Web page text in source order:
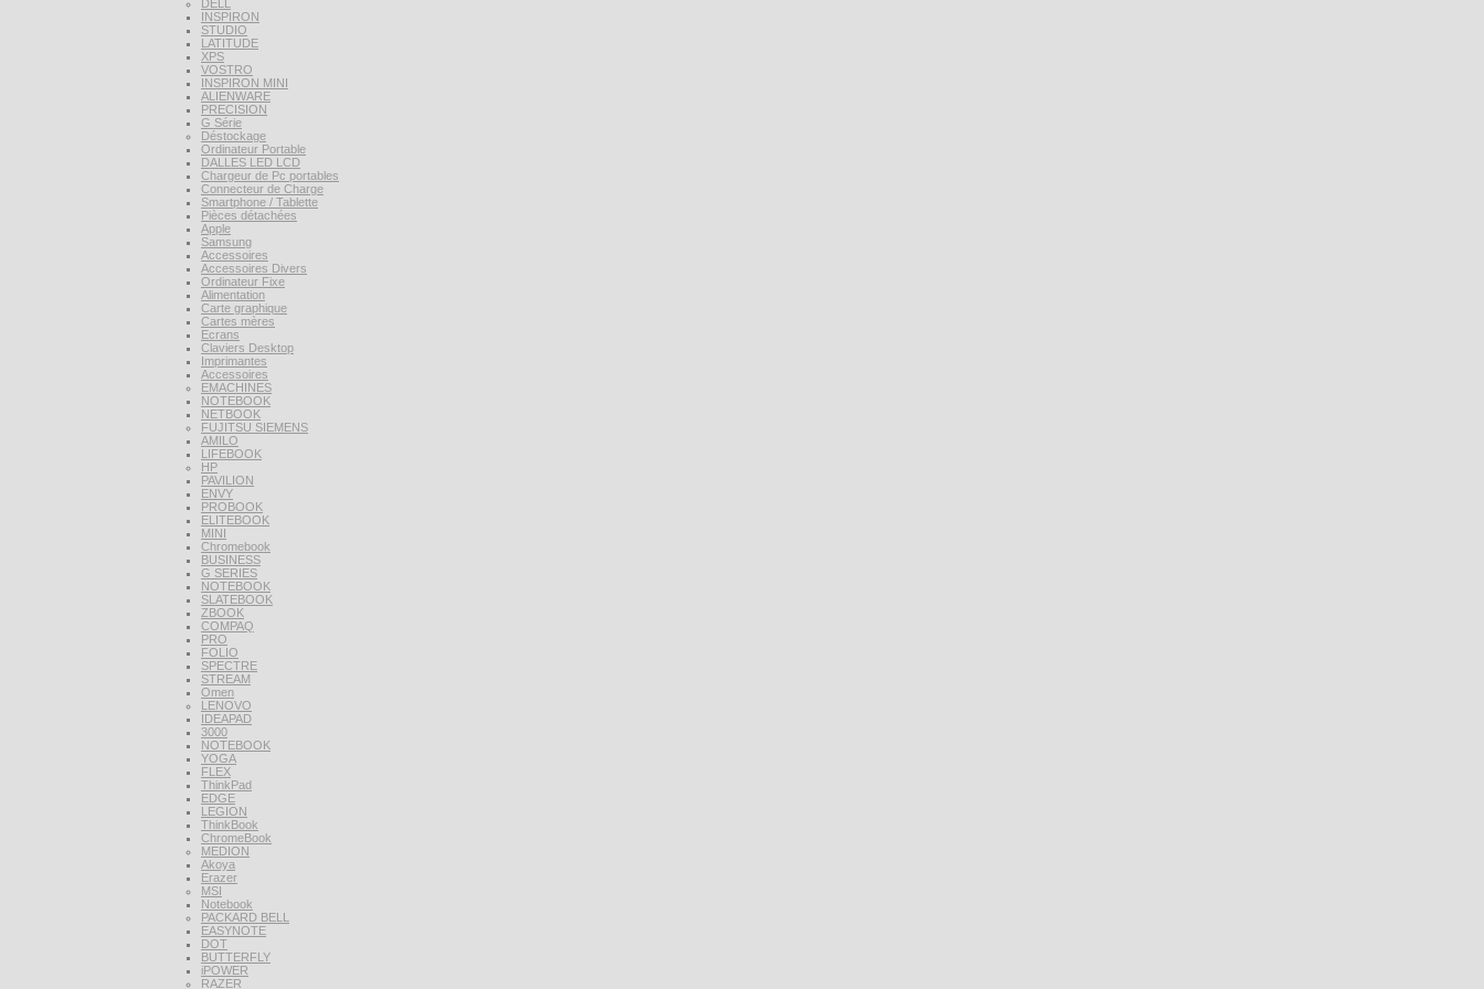
DELL
INSPIRON
STUDIO
LATITUDE
XPS
VOSTRO
INSPIRON MINI
ALIENWARE
PRECISION
G Série
Déstockage
Ordinateur Portable
DALLES LED LCD
Chargeur de Pc portables
Connecteur de Charge
Smartphone / Tablette
Pièces détachées
Apple
Samsung
Accessoires
Accessoires Divers
Ordinateur Fixe
Alimentation
Carte graphique
Cartes mères
Ecrans
Claviers Desktop
Imprimantes
Accessoires
EMACHINES
NOTEBOOK
NETBOOK
FUJITSU SIEMENS
AMILO
LIFEBOOK
HP
PAVILION
ENVY
PROBOOK
ELITEBOOK
MINI
Chromebook
BUSINESS
G SERIES
NOTEBOOK
SLATEBOOK
ZBOOK
COMPAQ
PRO
FOLIO
SPECTRE
STREAM
Omen
LENOVO
IDEAPAD
3000
NOTEBOOK
YOGA
FLEX
ThinkPad
EDGE
LEGION
ThinkBook
ChromeBook
MEDION
Akoya
Erazer
MSI
Notebook
PACKARD BELL
EASYNOTE
DOT
BUTTERFLY
iPOWER
RAZER